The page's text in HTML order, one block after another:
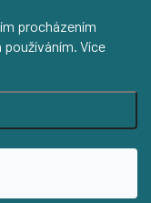
procházením
Více